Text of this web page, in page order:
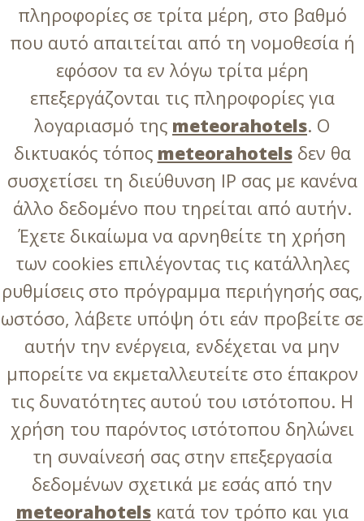
πληροφορίες σε τρίτα μέρη, στο βαθμό
που αυτό απαιτείται από τη νομοθεσία ή
εφόσον τα εν λόγω τρίτα μέρη
επεξεργάζονται τις πληροφορίες για
λογαριασμό της meteorahotels. Ο
δικτυακός τόπος meteorahotelsδεν θα
συσχετίσει τη διεύθυνση IP σας με κανένα
άλλο δεδομένο που τηρείται από αυτήν.
Έχετε δικαίωμα να αρνηθείτε τη χρήση
των cookies επιλέγοντας τις κατάλληλες
ρυθμίσεις στο πρόγραμμα περιήγησής σας,
ωστόσο, λάβετε υπόψη ότι εάν προβείτε σε
αυτήν την ενέργεια, ενδέχεται να μην
μπορείτε να εκμεταλλευτείτε στο έπακρον
τις δυνατότητες αυτού του ιστότοπου. Η
χρήση του παρόντος ιστότοπου δηλώνει
τη συναίνεσή σας στην επεξεργασία
δεδομένων σχετικά με εσάς από την
meteorahotelsκατά τον τρόπο και για